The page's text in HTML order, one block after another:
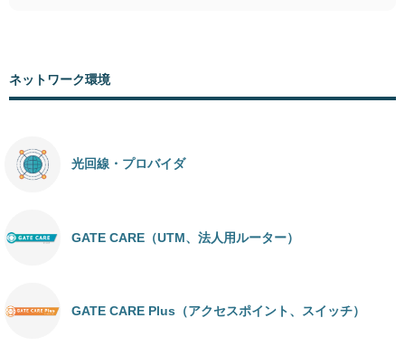
ネットワーク環境
光回線・プロバイダ
GATE CARE（UTM、法人用ルーター）
GATE CARE Plus（アクセスポイント、スイッチ）